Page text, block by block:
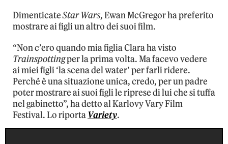
DimenticateStar Wars, Ewan McGregor ha preferito
mostrare ai figli un altro dei suoi film.
“Non c’ero quando mia figlia Clara ha visto
Trainspottingper la prima volta. Ma facevo vedere
ai miei figli ‘la scena del water’ per farli ridere.
Perché è una situazione unica, credo, per un padre
poter mostrare ai suoi figli le riprese di lui che si tuffa
nel gabinetto”, ha detto al Karlovy Vary Film
Festival. Lo riporta Variety.